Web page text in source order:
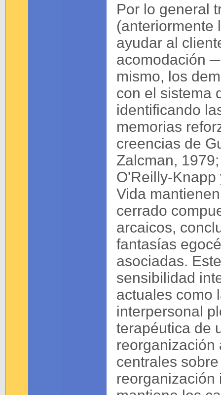
Por lo general
(anteriormente
ayudar al
acomodación
mismo, los
con el sistema
identificando
memorias
creencias de
Zalcman,
O'Reilly-Knapp
Vida
cerrado
arcaicos,
fantasías
asociadas.
sensibilidad
actuales como
interpersonal
terapéutica de
reorganización
centrales
reorganización